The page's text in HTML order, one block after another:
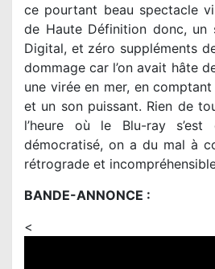
ce pourtant beau spectacle
de Haute Définition donc, un
Digital, et zéro suppléments
dommage car l’on avait hâte
une virée en mer, en
et un son puissant. Rien de
l’heure où le Blu-ray s’est
démocratisé, on a du mal à
rétrograde et
BANDE-ANNONCE :
<